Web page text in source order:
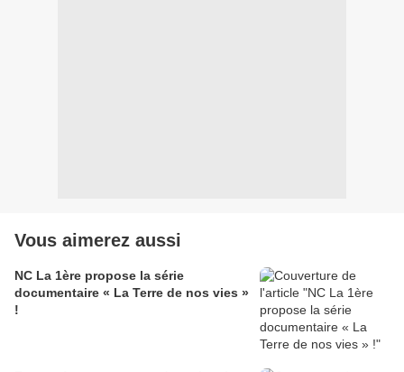
Vous aimerez aussi
NC La 1ère propose la série
documentaire « La Terre de nos vies »
!